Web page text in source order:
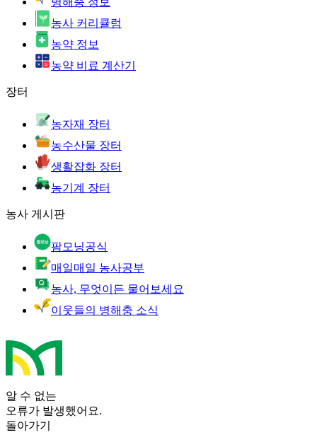
농사 커리큘럼
농약 정보
농약 비료 계산기
장터
농자재 장터
농수산물 장터
생활잡화 장터
농기계 장터
농사 게시판
팜모닝공식
매일매일 농사공부
농사, 무엇이든 물어보세요
이웃들의 병해충 소식
알 수 없는
오류가 발생했어요.
돌아가기